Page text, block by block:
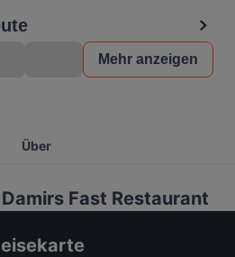
Mehr anzeigen
Über
Fast Restaurant